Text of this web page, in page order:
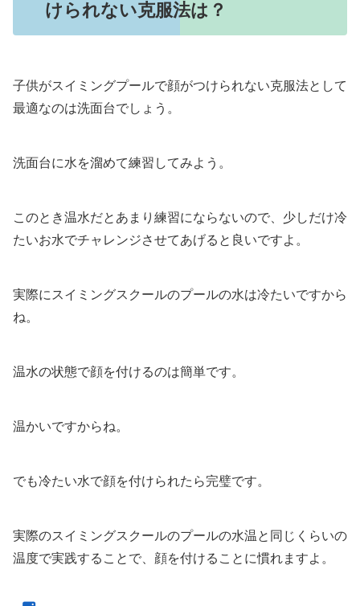
けられない克服法は？
子供がスイミングプールで顔がつけられない克服法として
最適なのは洗面台でしょう。
洗面台に水を溜めて練習してみよう。
このとき温水だとあまり練習にならないので、少しだけ冷
たいお水でチャレンジさせてあげると良いですよ。
実際にスイミングスクールのプールの水は冷たいですから
ね。
温水の状態で顔を付けるのは簡単です。
温かいですからね。
でも冷たい水で顔を付けられたら完璧です。
実際のスイミングスクールのプールの水温と同じくらいの
温度で実践することで、顔を付けることに慣れますよ。